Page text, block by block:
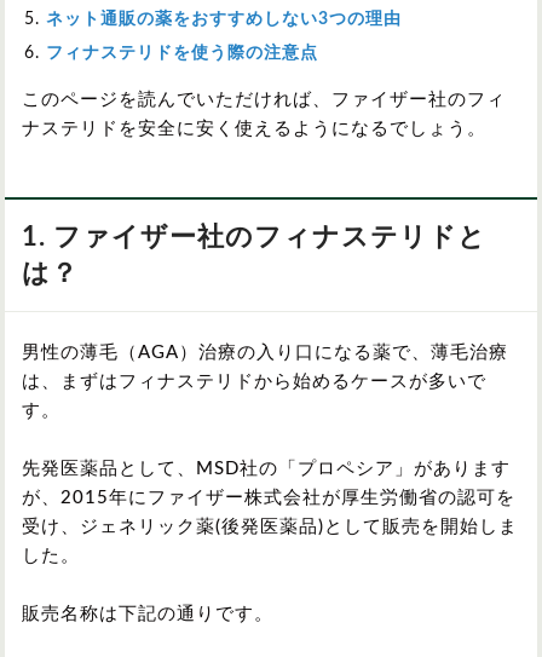
ネット通販の薬をおすすめしない3つの理由
フィナステリドを使う際の注意点
このページを読んでいただければ、ファイザー社のフィ
ナステリドを安全に安く使えるようになるでしょう。
1. ファイザー社のフィナステリドと
は？
男性の薄毛（AGA）治療の入り口になる薬で、薄毛治療
は、まずはフィナステリドから始めるケースが多いで
す。
先発医薬品として、MSD社の「プロペシア」があります
が、2015年にファイザー株式会社が厚生労働省の認可を
受け、ジェネリック薬(後発医薬品)として販売を開始しま
した。
販売名称は下記の通りです。